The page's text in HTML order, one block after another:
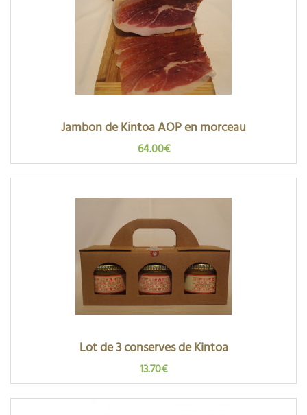
Jambon de Kintoa AOP en morceau
64.00€
Lot de 3 conserves de Kintoa
13.70€